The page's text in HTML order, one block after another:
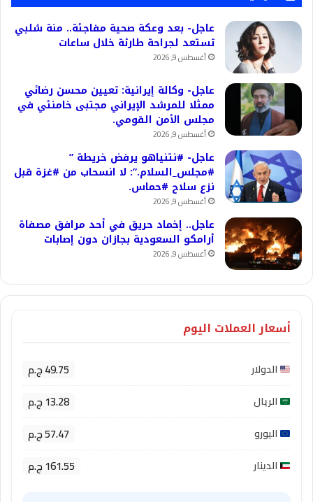
عاجل- بعد وعكة صحية مفاجئة.. منة شلبي
تستعد لجراحة طارئة خلال ساعات
أغسطس 9, 2026
عاجل- وكالة إيرانية: تعيين محسن رضائي
ممثلا للمرشد الإيراني مجتبى خامنئي في
مجلس الأمن القومي.
أغسطس 9, 2026
عاجل- #نتنياهو يرفض خريطة ”
#مجلس_السلام.”: لا انسحاب من #غزة قبل
نزع سلاح #حماس.
أغسطس 9, 2026
عاجل.. إخماد حريق في أحد مرافق مصفاة
أرامكو السعودية بجازان دون إصابات
أغسطس 9, 2026
أسعار العملات اليوم
الدولار 49.75 ج.م
الريال 13.28 ج.م
اليورو 57.47 ج.م
الدينار 161.55 ج.م